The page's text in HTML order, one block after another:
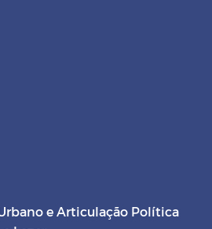
e Articulação Política